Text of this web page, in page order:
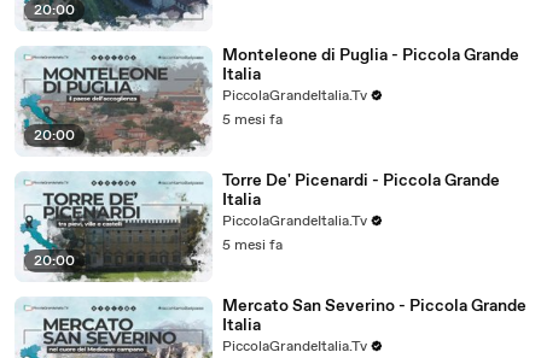
20:00
20:00
Monteleone di Puglia - Piccola Grande
Italia
PiccolaGrandeItalia.Tv
5 mesi fa
20:00
Torre De' Picenardi - Piccola Grande
Italia
PiccolaGrandeItalia.Tv
5 mesi fa
Mercato San Severino - Piccola Grande
Italia
PiccolaGrandeItalia.Tv